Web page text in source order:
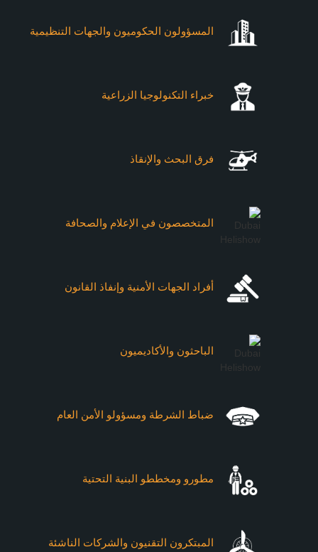
المسؤولون الحكوميون والجهات التنظيمية
خبراء التكنولوجيا الزراعية
فرق البحث والإنقاذ
المتخصصون في الإعلام والصحافة
أفراد الجهات الأمنية وإنفاذ القانون
الباحثون والأكاديميون
ضباط الشرطة ومسؤولو الأمن العام
مطورو ومخططو البنية التحتية
المبتكرون التقنيون والشركات الناشئة